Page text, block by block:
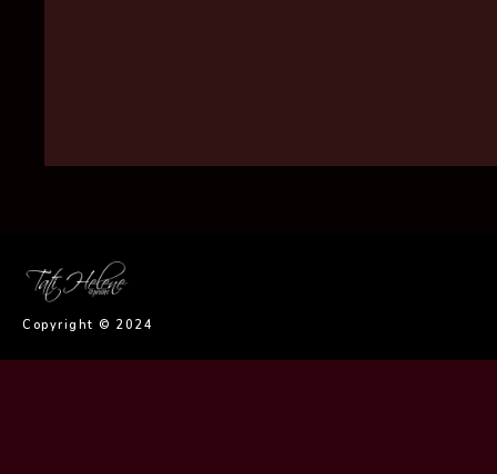
Copyright © 2024